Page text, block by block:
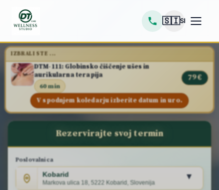
🇸🇮SI
IZBRALI STE ...
DTM-111: Globinsko čiščenje ušes in
aurikularna terapija
60 min
79 €
V spodnjem koledarju izberite datum in uro.
Rezervirajte svoj termin
Poslovalnica
Kobarid
Markova ulica 18, 5222 Kobarid, Slovenija
▾